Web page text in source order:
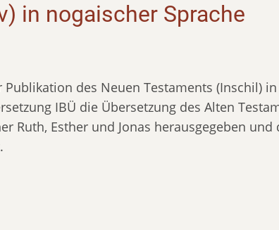
in nogaischer Sprache
Publikation des Neuen Testaments (Inschil) in
IBÜ die Übersetzung des Alten
Ruth, Esther und Jonas herausgegeben